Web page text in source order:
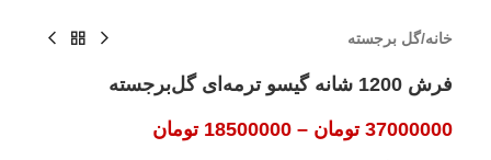
خانه/گل برجسته
فرش 1200 شانه گیسو ترمه‌ای گل‌برجسته
37000000 تومان –
18500000 تومان